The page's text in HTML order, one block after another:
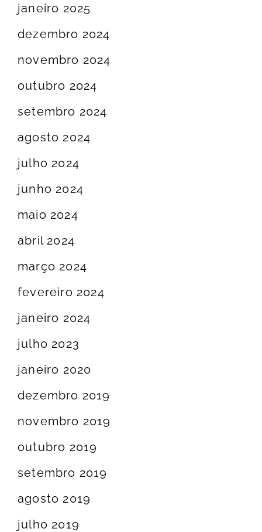
janeiro 2025
dezembro 2024
novembro 2024
outubro 2024
setembro 2024
agosto 2024
julho 2024
junho 2024
maio 2024
abril 2024
março 2024
fevereiro 2024
janeiro 2024
julho 2023
janeiro 2020
dezembro 2019
novembro 2019
outubro 2019
setembro 2019
agosto 2019
julho 2019